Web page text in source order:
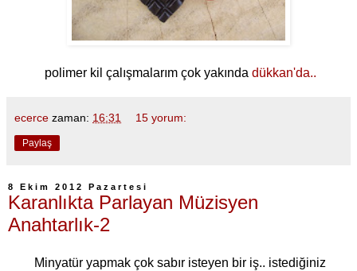
polimer kil çalışmalarım çok yakında dükkan'da..
ecerce zaman: 16:31 15 yorum:
Paylaş
8 Ekim 2012 Pazartesi
Karanlıkta Parlayan Müzisyen
Anahtarlık-2
Minyatür yapmak çok sabır isteyen bir iş.. istediğiniz